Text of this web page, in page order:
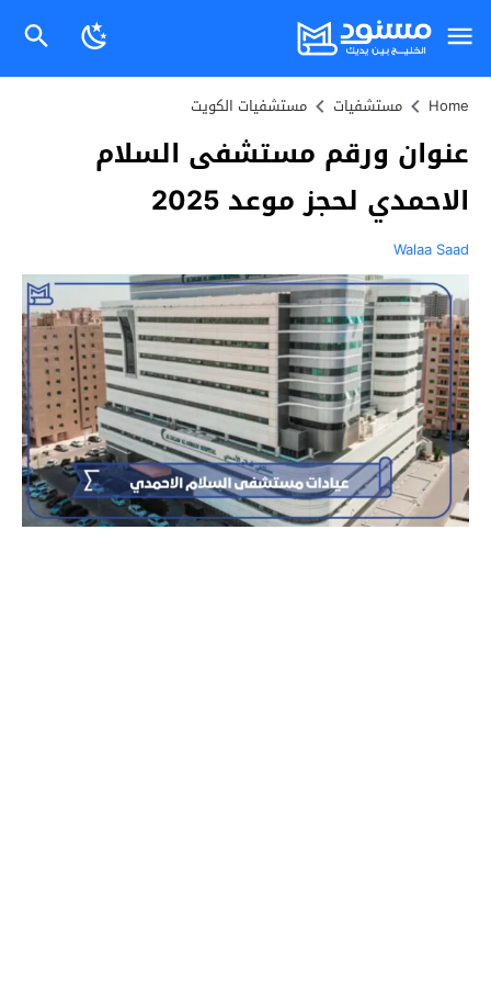
Home مستشفيات مستشفيات الكويت
عنوان ورقم مستشفى السلام
الاحمدي لحجز موعد 2025
Walaa Saad